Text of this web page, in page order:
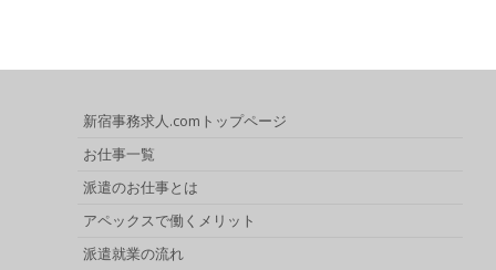
新宿事務求人.comトップページ
お仕事一覧
派遣のお仕事とは
アペックスで働くメリット
派遣就業の流れ